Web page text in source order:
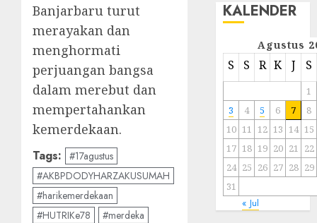
Banjarbaru turut
merayakan dan
menghormati
perjuangan bangsa
dalam merebut dan
mempertahankan
kemerdekaan.
Tags: #17agustus
#AKBPDODYHARZAKUSUMAH
#harikemerdekaan
#HUTRIKe78
#merdeka
KALENDER
Agustus
S S R K J S
1
3
4 5 6 7
8
10 11 12 13 14 15
17 18 19 20 21 22
24 25 26 27 28 29
31
« Jul